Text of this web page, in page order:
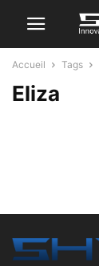
Accueil Tags
Eliza